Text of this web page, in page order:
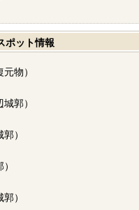
ポット情報
元物）
郭）
）
）